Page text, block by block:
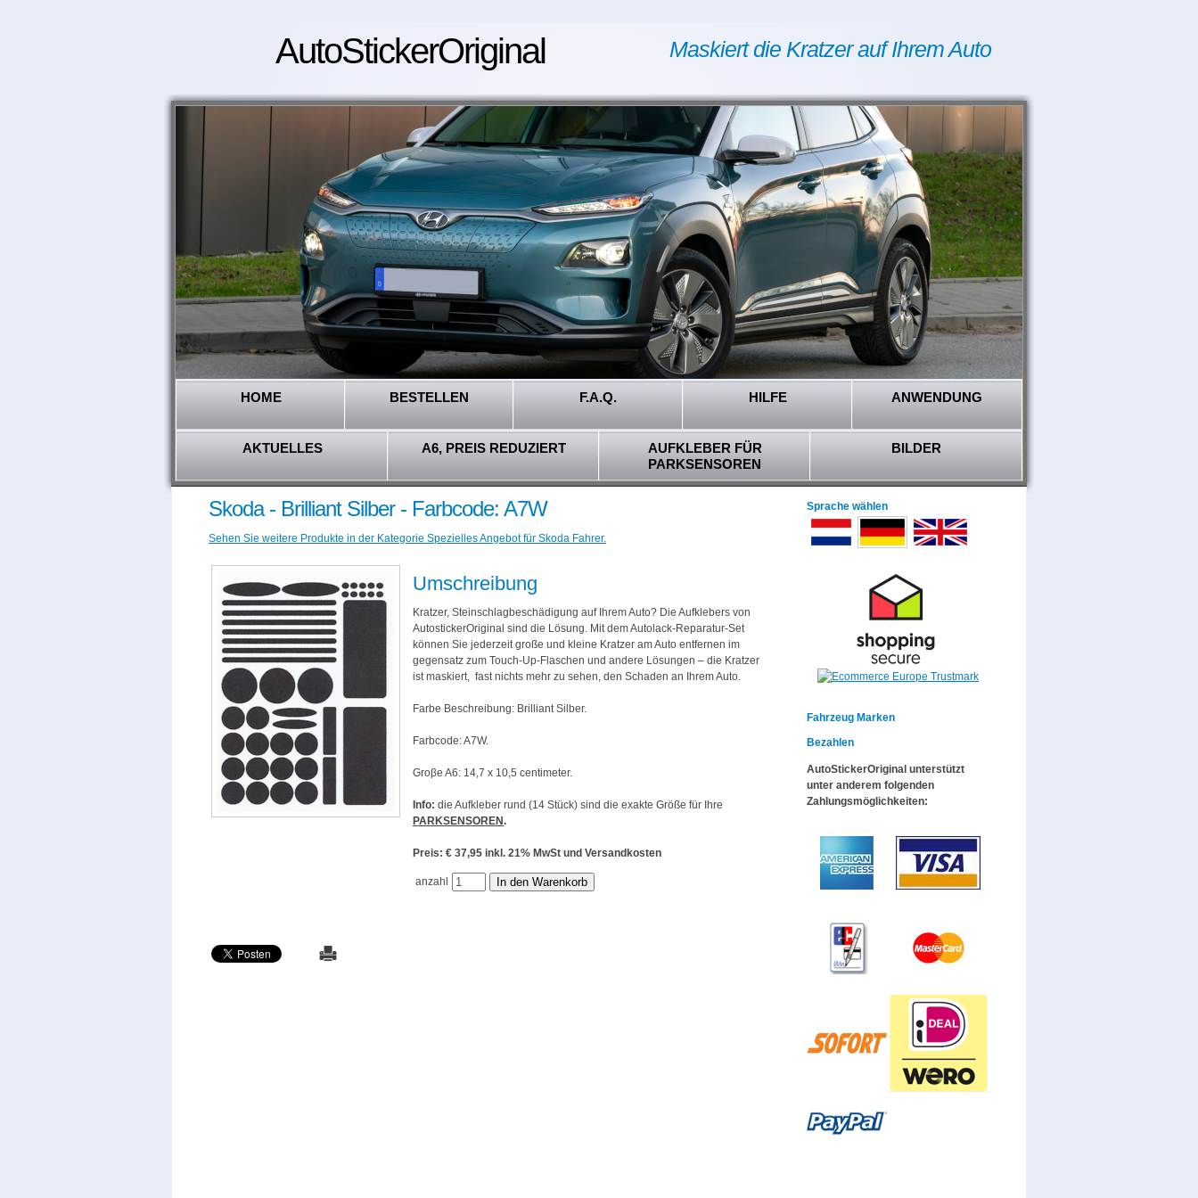
AutoStickerOriginal Maskiert die Kratzer auf Ihrem Auto
HOME BESTELLEN F.A.Q. HILFE ANWENDUNG
AKTUELLES A6, PREIS REDUZIERT
AUFKLEBER FÜR
PARKSENSOREN
BILDER
Skoda - Brilliant Silber - Farbcode: A7W
Sehen Sie weitere Produkte in der Kategorie Spezielles Angebot für Skoda Fahrer.
Umschreibung
Kratzer, Steinschlagbeschädigung auf Ihrem Auto? Die Aufklebers von
AutostickerOriginal sind die Lösung. Mit dem Autolack-Reparatur-Set
können Sie jederzeit große und kleine Kratzer am Auto entfernen im
gegensatz zum Touch-Up-Flaschen und andere Lösungen – die Kratzer
ist maskiert, fast nichts mehr zu sehen, den Schaden an Ihrem Auto.
Farbe Beschreibung: Brilliant Silber.
Farbcode: A7W.
Groβe A6: 14,7 x 10,5 centimeter.
Info: die Aufkleber rund (14 Stück) sind die exakte Größe für Ihre
PARKSENSOREN.
Preis: € 37,95 inkl. 21% MwSt und Versandkosten
anzahl
Sprache wählen
Fahrzeug Marken
Bezahlen
AutoStickerOriginal unterstützt
unter anderem folgenden
Zahlungsmöglichkeiten: